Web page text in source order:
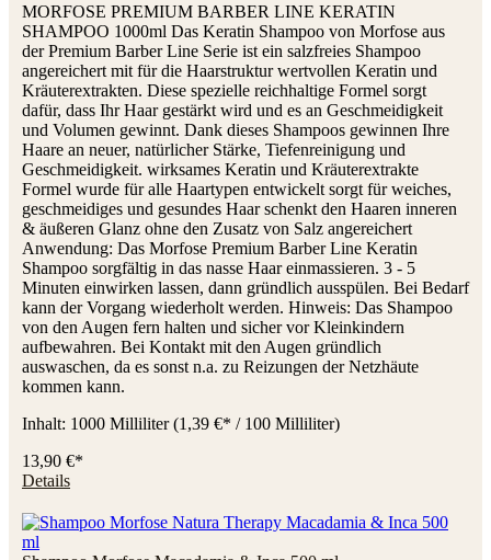
MORFOSE PREMIUM BARBER LINE KERATIN
SHAMPOO 1000ml Das Keratin Shampoo von Morfose aus
der Premium Barber Line Serie ist ein salzfreies Shampoo
angereichert mit für die Haarstruktur wertvollen Keratin und
Kräuterextrakten. Diese spezielle reichhaltige Formel sorgt
dafür, dass Ihr Haar gestärkt wird und es an Geschmeidigkeit
und Volumen gewinnt. Dank dieses Shampoos gewinnen Ihre
Haare an neuer, natürlicher Stärke, Tiefenreinigung und
Geschmeidigkeit. wirksames Keratin und Kräuterextrakte
Formel wurde für alle Haartypen entwickelt sorgt für weiches,
geschmeidiges und gesundes Haar schenkt den Haaren inneren
& äußeren Glanz ohne den Zusatz von Salz angereichert
Anwendung: Das Morfose Premium Barber Line Keratin
Shampoo sorgfältig in das nasse Haar einmassieren. 3 - 5
Minuten einwirken lassen, dann gründlich ausspülen. Bei Bedarf
kann der Vorgang wiederholt werden. Hinweis: Das Shampoo
von den Augen fern halten und sicher vor Kleinkindern
aufbewahren. Bei Kontakt mit den Augen gründlich
auswaschen, da es sonst n.a. zu Reizungen der Netzhäute
kommen kann.
Inhalt: 1000 Milliliter(1,39 €* / 100 Milliliter)
13,90 €*
Details